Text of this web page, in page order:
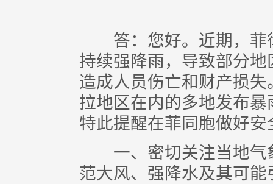
答：您好。近期，菲
持续强降雨，导致部分
造成人员伤亡和财产损
拉地区在内的多地发布
特此提醒在菲同胞做好
一、密切关注当地气
范大风、强降水及其可